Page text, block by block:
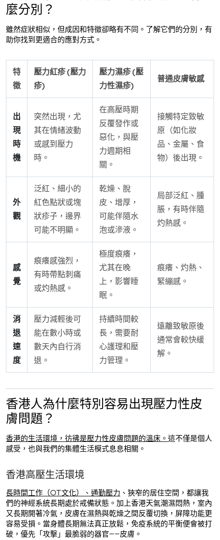
麼分別？
雖然症狀相似，但成因和特徵卻略有不同。了解它們的分別，有
助你找到更適合的應對方式。
特
徵
壓力紅疹 (壓力
疹)
壓力濕疹 (壓
力性濕疹)
普通皮膚敏感
出
現
時
機
突然出現，尤
其在情緒波動
或感到壓力
時。
在高壓時期
反覆發作或
惡化，與壓
力週期相
關。
接觸特定致敏
原（如化妝
品、金屬、食
物）後出現。
外
觀
泛紅、細小的
紅色點狀或塊
狀疹子，邊界
可能不明顯。
乾燥、脫
皮、增厚，
可能伴隨水
泡或滲液。
局部泛紅、腫
脹，有時伴隨
灼熱感。
感
覺
痕癢感強烈，
有時帶點刺痛
或灼熱感。
極度痕癢，
尤其在晚
上，影響睡
眠。
痕癢、灼熱、
緊繃感。
消
退
速
度
壓力減輕後可
能在數小時或
數天內自行消
退。
持續時間較
長，需要耐
心護理和壓
力管理。
遠離致敏原後
通常會較快緩
解。
香港人為什麼特別容易出現壓力性皮
膚問題？
香港的生活環境，彷彿是壓力性皮膚問題的溫床。 這不僅是個人
感受，也與我們的集體生活模式息息相關。
香港高壓生活環境
長時間工作（OT文化）、通勤壓力 、狹窄的居住空間，都讓我
們的神經系統長期處於戒備狀態。加上香港天氣潮濕悶熱，室內
又長期開著冷氣，皮膚在濕熱與乾燥之間反覆切換，屏障功能更
容易受損。當身體長期無法真正放鬆，免疫系統的平衡便會被打
破，優先「攻擊」最脆弱的器官——皮膚。